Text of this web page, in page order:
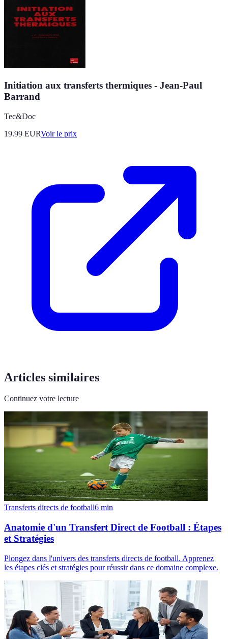
Initiation aux transferts thermiques - Jean-Paul
Barrand
Tec&Doc
19.99 EURVoir le prix
Articles similaires
Continuez votre lecture
Transferts directs de football6 min
Anatomie d'un Transfert Direct de Football : Étapes
et Stratégies
Plongez dans l'univers des transferts directs de football. Apprenez
les étapes clés et stratégies pour réussir dans ce domaine complexe.